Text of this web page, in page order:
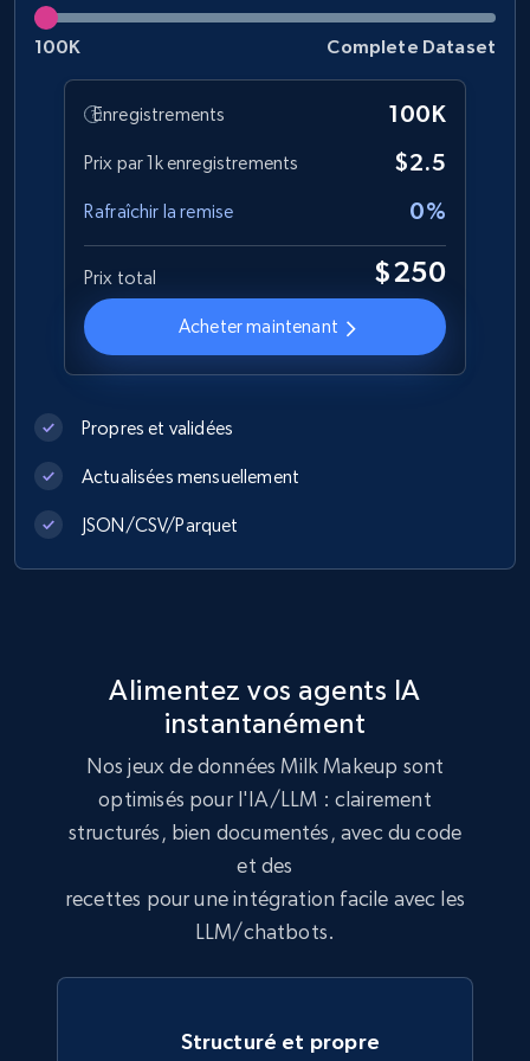
URL, Product id, Title, Images, Final price,
eCommerce
1.1K+ 149+ Buy Now
Lowes.com
URL, Domain, Marketplace pn, Sku, Other pn,
more.
eCommerce
URL, Title, Rating, Reviews, Initial price, Final
price, Currency, Stock, and more.
eCommerce
Ikea - Products
count, Main image, Category url, Category, and
100K Complete Dataset
Enregistrements 100K
Prix par 1k enregistrements $2.5
Rafraîchir la remise 0%
Prix total $250
Acheter maintenant
Propres et validées
Actualisées mensuellement
JSON/CSV/Parquet
Alimentez vos agents IA
instantanément
Nos jeux de données Milk Makeup sont
optimisés pour l'IA/LLM : clairement
structurés, bien documentés, avec du code
et des
recettes pour une intégration facile avec les
LLM/chatbots.
Structuré et propre